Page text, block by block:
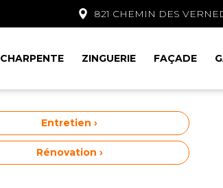
821 CHEMIN DES
CHARPENTE ZINGUERIE FAÇADE
Entretien ›
Rénovation ›